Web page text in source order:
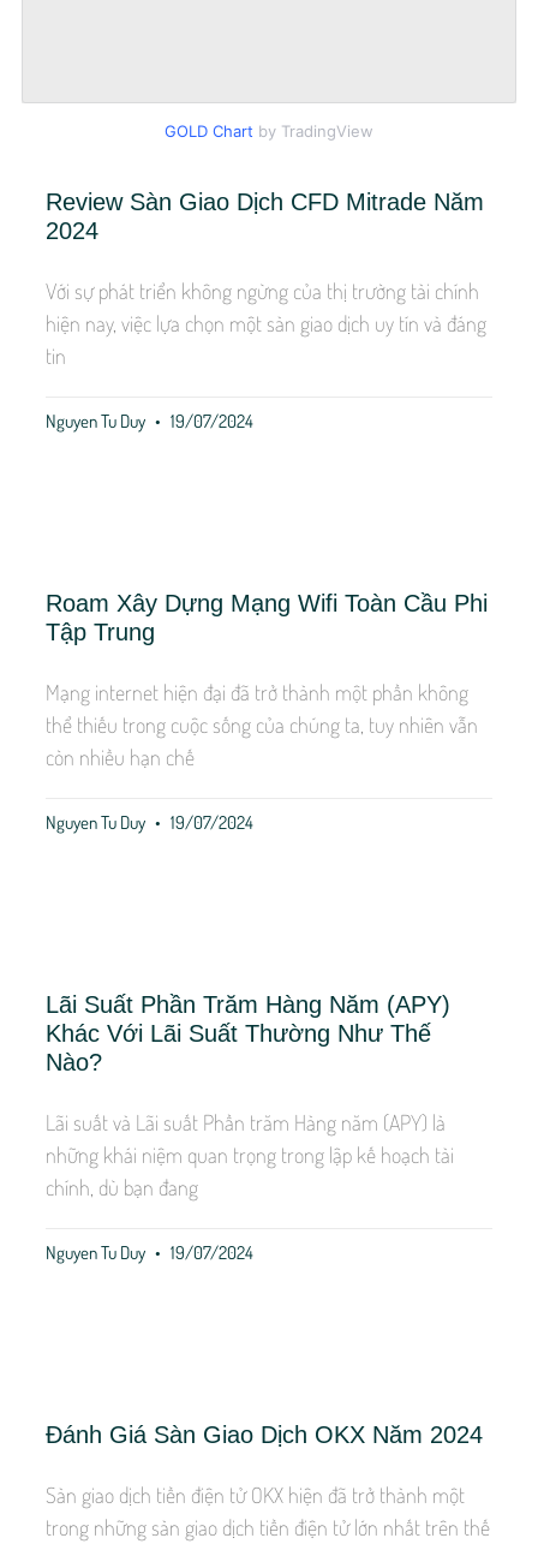
GOLD Chart by TradingView
Review Sàn Giao Dịch CFD Mitrade Năm
2024
Với sự phát triển không ngừng của thị trường tài chính
hiện nay, việc lựa chọn một sàn giao dịch uy tín và đáng
tin
Nguyen Tu Duy 19/07/2024
Roam Xây Dựng Mạng Wifi Toàn Cầu Phi
Tập Trung
Mạng internet hiện đại đã trở thành một phần không
thể thiếu trong cuộc sống của chúng ta, tuy nhiên vẫn
còn nhiều hạn chế
Nguyen Tu Duy 19/07/2024
Lãi Suất Phần Trăm Hàng Năm (APY)
Khác Với Lãi Suất Thường Như Thế
Nào?
Lãi suất và Lãi suất Phần trăm Hàng năm (APY) là
những khái niệm quan trọng trong lập kế hoạch tài
chính, dù bạn đang
Nguyen Tu Duy 19/07/2024
Đánh Giá Sàn Giao Dịch OKX Năm 2024
Sàn giao dịch tiền điện tử OKX hiện đã trở thành một
trong những sàn giao dịch tiền điện tử lớn nhất trên thế